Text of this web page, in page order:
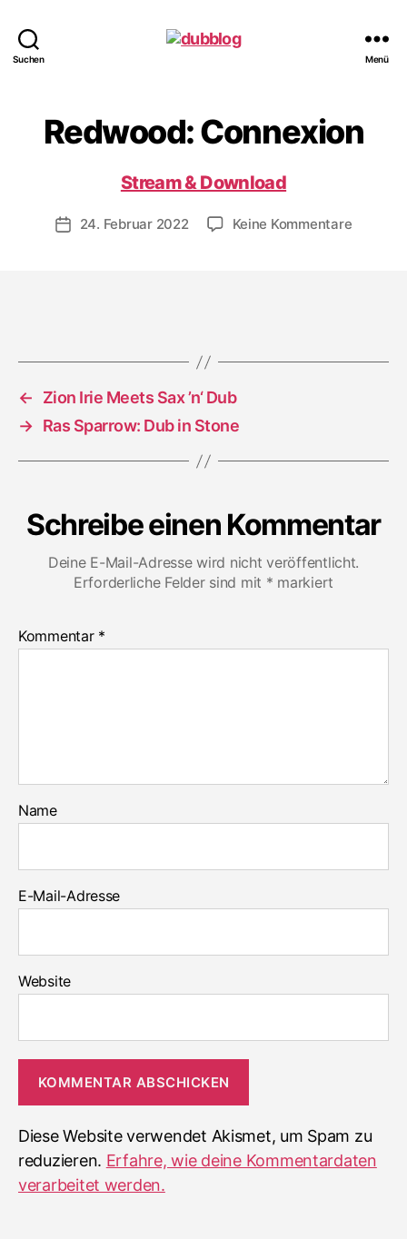
Suchen Menü
Redwood: Connexion
Stream & Download
Veröffentlichungsdatum
24. Februar 2022 Keine Kommentarezu
←
Zion Irie Meets Sax ’n‘ Dub
→ Ras Sparrow: Dub in Stone
Schreibe einen Kommentar
Deine E-Mail-Adresse wird nicht veröffentlicht.
Erforderliche Felder sind mit * markiert
Kommentar *
Name
E-Mail-Adresse
Website
Diese Website verwendet Akismet, um Spam zu
reduzieren. Erfahre, wie deine Kommentardaten
verarbeitet werden.